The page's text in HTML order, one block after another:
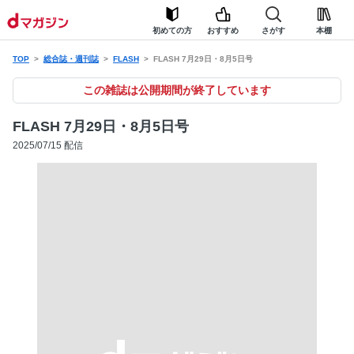
初めての方 おすすめ さがす 本棚
TOP 総合誌・週刊誌 FLASH FLASH 7月29日・8月5日号
この雑誌は公開期間が終了しています
FLASH 7月29日・8月5日号
2025/07/15 配信